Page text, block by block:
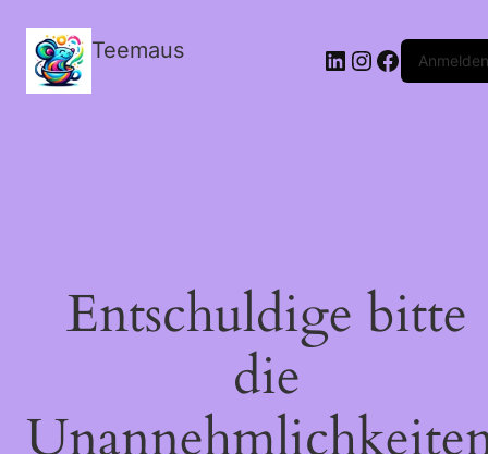
Teemaus LinkedIn
Instagram
FacebookAnmelden
Entschuldige bitte
die